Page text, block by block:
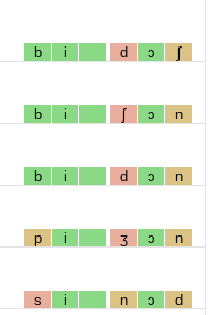
b i d ɔ ʃ
b i ʃ ɔ n
b i d ɔ n
p i ʒ ɔ n
s i n ɔ d